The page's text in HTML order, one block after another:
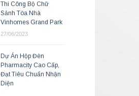
Thi Công Bộ Chữ
Sảnh Tòa Nhà
Vinhomes Grand Park
27/06/2023
Dự Án Hộp Đèn
Pharmacity Cao Cấp,
Đạt Tiêu Chuẩn Nhận
Diện